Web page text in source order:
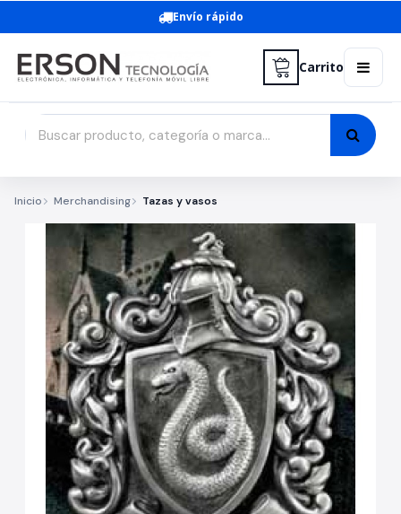
Envío rápido
Carrito
Inicio Merchandising Tazas y vasos